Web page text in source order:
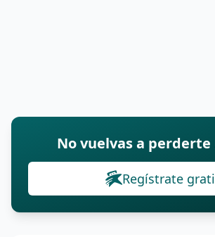
No vuelvas a perderte
Regístrate